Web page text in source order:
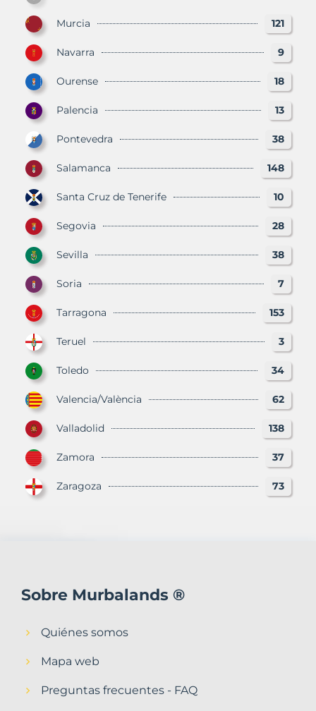
Murcia 121
Navarra 9
Ourense 18
Palencia 13
Pontevedra 38
Salamanca 148
Santa Cruz de Tenerife 10
Segovia 28
Sevilla 38
Soria 7
Tarragona 153
Teruel 3
Toledo 34
Valencia/València 62
Valladolid 138
Zamora 37
Zaragoza 73
Sobre Murbalands ®
Quiénes somos
Mapa web
Preguntas frecuentes - FAQ